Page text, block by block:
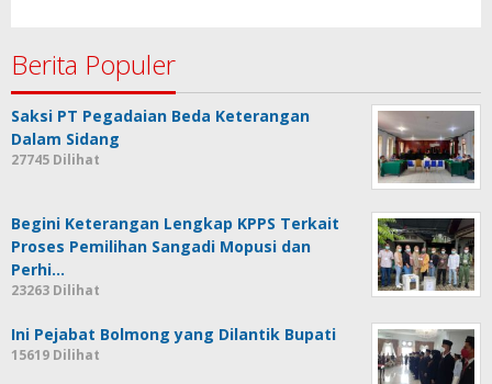
Berita Populer
Saksi PT Pegadaian Beda Keterangan
Dalam Sidang
27745 Dilihat
Begini Keterangan Lengkap KPPS Terkait
Proses Pemilihan Sangadi Mopusi dan
Perhi…
23263 Dilihat
Ini Pejabat Bolmong yang Dilantik Bupati
15619 Dilihat